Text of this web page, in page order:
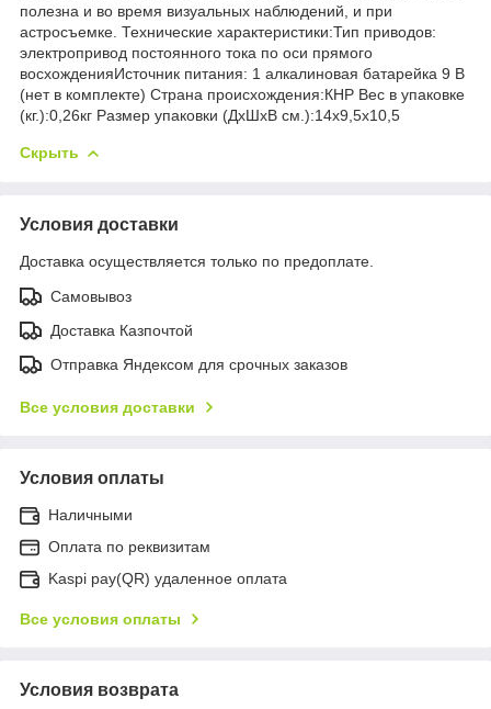
полезна и во время визуальных наблюдений, и при
астросъемке. Технические характеристики:Тип приводов:
электропривод постоянного тока по оси прямого
восхожденияИсточник питания: 1 алкалиновая батарейка 9 В
(нет в комплекте) Страна происхождения:КНР Вес в упаковке
(кг.):0,26кг Размер упаковки (ДхШхВ см.):14x9,5x10,5
Скрыть
Условия доставки
Доставка осуществляется только по предоплате.
Самовывоз
Доставка Казпочтой
Отправка Яндексом для срочных заказов
Все условия доставки
Условия оплаты
Наличными
Оплата по реквизитам
Kaspi pay(QR) удаленное оплата
Все условия оплаты
Условия возврата